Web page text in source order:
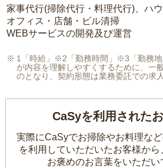
家事代行(掃除代行・料理代行)、ハ
オフィス・店舗・ビル清掃
WEBサービスの開発及び運営
1「時給」※2「勤務時間」※3「勤務
が内容を理解しやすくするために、一
のとなり、契約形態は業務委託での求
CaSyを利用された
実際にCaSyでお掃除やお料理な
を利用していただいたお客様から
お褒めのお言葉をいただい